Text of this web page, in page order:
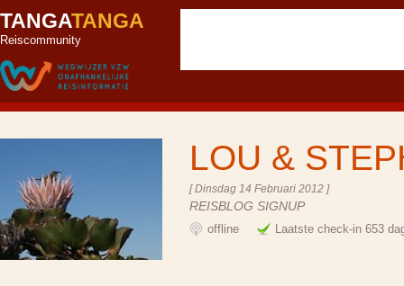
TANGATANGA
Reiscommunity
LOU &
[ Dinsdag 14 Februari 2012 ]
REISBLOG SIGNUP
offline Laatste check-in 653